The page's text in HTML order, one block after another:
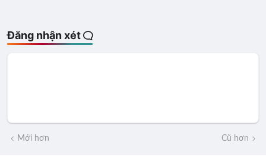
Đăng nhận xét
Mới hơn Cũ hơn